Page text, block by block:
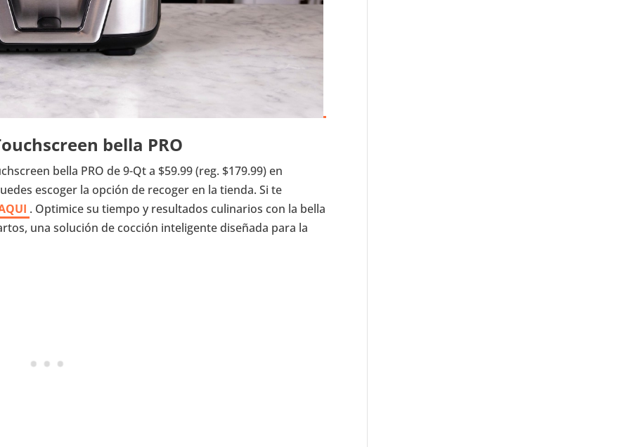
bella PRO
bella PRO de 9-Qt a $59.99 (reg. $179.99) en
escoger la opción de recoger en la tienda. Si te
. Optimice su tiempo y resultados culinarios con la bella
una solución de cocción inteligente diseñada para la